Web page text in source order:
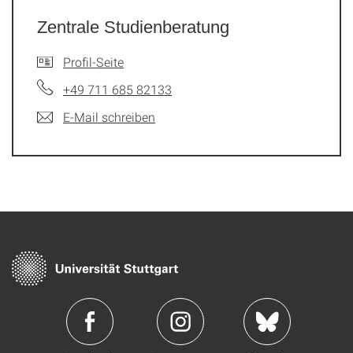
Zentrale Studienberatung
Profil-Seite
+49 711 685 82133
E-Mail schreiben